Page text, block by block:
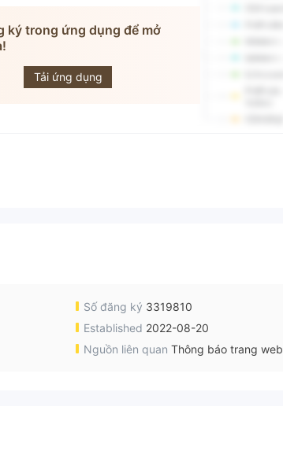
ký trong ứng dụng để mở
Tải ứng dụng
Số đăng ký 3319810
Established 2022-08-20
Nguồn liên quan Thông báo trang web